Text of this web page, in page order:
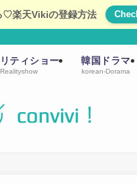
♡楽天Vikiの登録方法
ティショー 韓国ドラマ
korean-Dorama